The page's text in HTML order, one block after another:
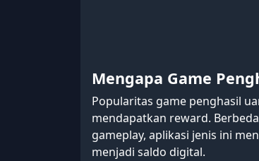
Mengapa Game
Popularitas game penghasil
mendapatkan reward.
gameplay, aplikasi jenis ini
menjadi saldo digital.